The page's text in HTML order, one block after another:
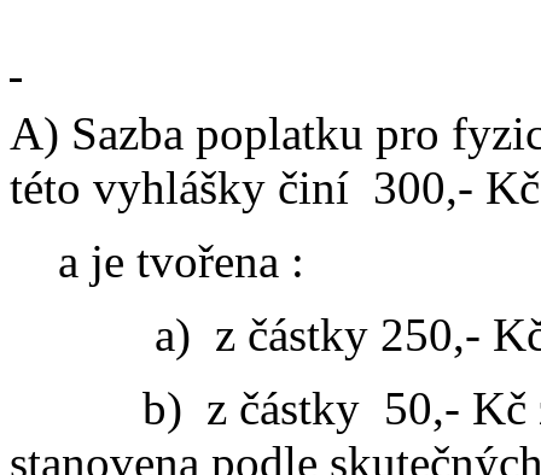
A) Sazba poplatku pro
této vyhlášky činí 300,- Kč
a je tvořena :
a) z částky 250,-
b) z částky 50,- Kč
stanovena podle